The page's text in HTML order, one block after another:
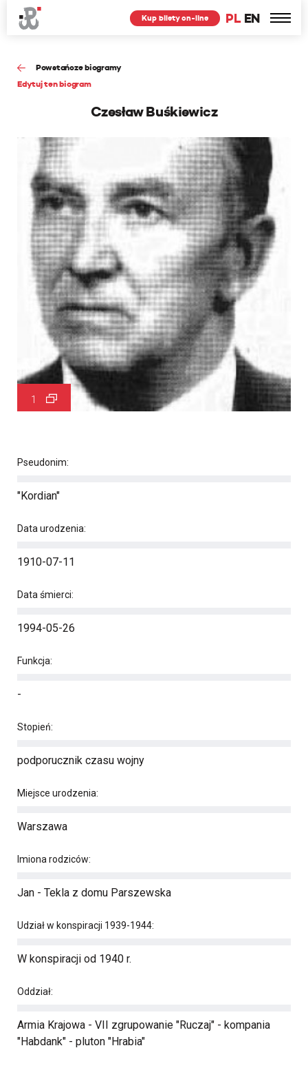
PL EN
Kup bilety on-line
Powstańcze biogramy
Edytuj ten biogram
Czesław Buśkiewicz
1
Pseudonim:
"Kordian"
Data urodzenia:
1910-07-11
Data śmierci:
1994-05-26
Funkcja:
-
Stopień:
podporucznik czasu wojny
Miejsce urodzenia:
Warszawa
Imiona rodziców:
Jan - Tekla z domu Parszewska
Udział w konspiracji 1939-1944:
W konspiracji od 1940 r.
Oddział:
Armia Krajowa - VII zgrupowanie "Ruczaj" - kompania
"Habdank" - pluton "Hrabia"